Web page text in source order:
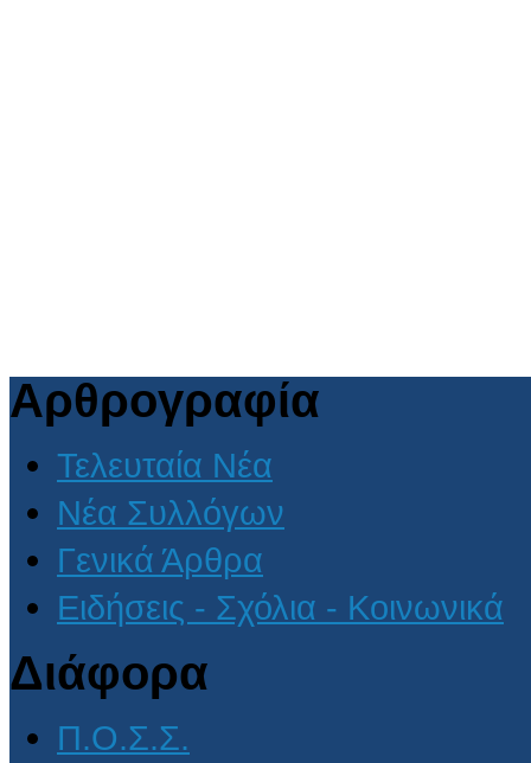
Αρθρογραφία
Τελευταία Νέα
Νέα Συλλόγων
Γενικά Άρθρα
Ειδήσεις - Σχόλια - Κοινωνικά
Διάφορα
Π.Ο.Σ.Σ.